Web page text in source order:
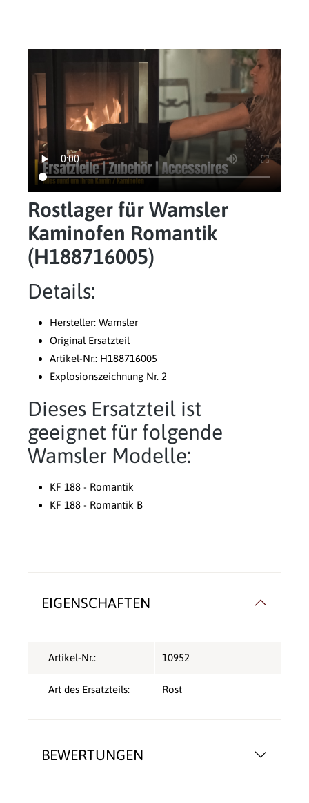
Rostlager für Wamsler
Kaminofen Romantik
(H188716005)
Details:
Hersteller: Wamsler
Original Ersatzteil
Artikel-Nr.: H188716005
Explosionszeichnung Nr. 2
Dieses Ersatzteil ist
geeignet für folgende
Wamsler Modelle:
KF 188 - Romantik
KF 188 - Romantik B
BEWERTUNGEN
EIGENSCHAFTEN
Artikel-Nr.: 10952
Art des Ersatzteils: Rost